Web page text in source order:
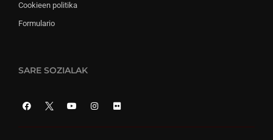
Cookieen politika
Formulario
SARE SOZIALAK